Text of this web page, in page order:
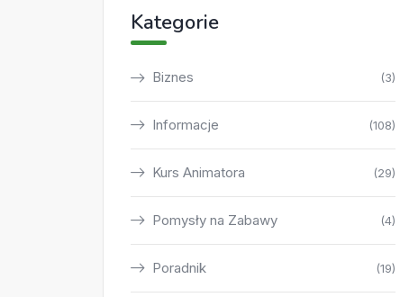
Kategorie
Biznes (3)
Informacje (108)
Kurs Animatora (29)
Pomysły na Zabawy (4)
Poradnik (19)